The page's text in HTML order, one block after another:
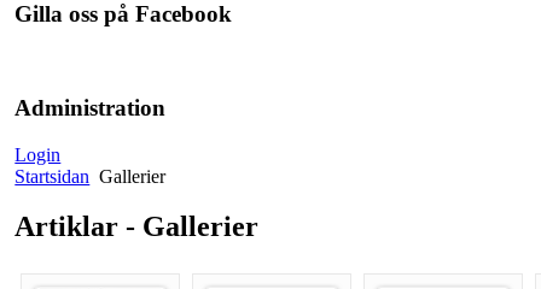
Gilla oss på Facebook
Administration
Login
Startsidan Gallerier
Artiklar - Gallerier